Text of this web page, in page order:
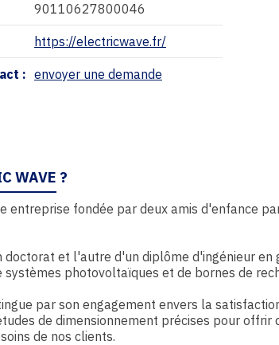
90110627800046
https://electricwave.fr/
: envoyer une demande
WAVE ?
entreprise fondée par deux amis d'enfance
doctorat et l'autre d'un diplôme d'ingénieur en
photovoltaïques et de bornes de
par son engagement envers la
de dimensionnement précises pour
de nos clients.